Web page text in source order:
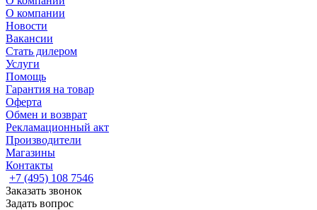
О компании
Новости
Вакансии
Стать дилером
Услуги
Помощь
Гарантия на товар
Оферта
Обмен и возврат
Рекламационный акт
Производители
Магазины
Контакты
+7 (495) 108 7546
Заказать звонок
Задать вопрос